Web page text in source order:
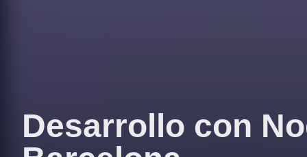
Desarrollo con